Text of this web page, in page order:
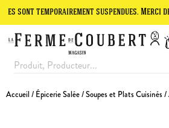
suspendues. Merci de votre
Accueil / Épicerie Salée/Soupes et Plats Cuisinés/